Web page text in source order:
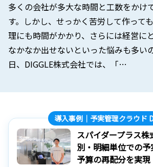
多くの会社が多大な時間と工数をかけ
す。しかし、せっかく苦労して作って
理にも時間がかかり、さらには経営に
なかなか出せないといった悩みも多い
日、DIGGLE株式会社では、「…
導入事例｜予実管理クラウド
スパイダープラス
別・明細単位での
予算の再配分を実現